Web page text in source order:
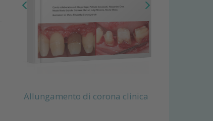
Allungamento di corona clinica